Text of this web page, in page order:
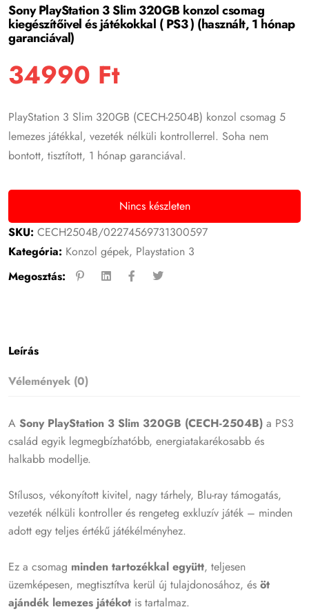
Sony PlayStation 3 Slim 320GB konzol csomag
kiegészítőivel és játékokkal ( PS3 ) (használt, 1 hónap
garanciával)
34990 Ft
PlayStation 3 Slim 320GB (CECH-2504B) konzol csomag 5
lemezes játékkal, vezeték nélküli kontrollerrel. Soha nem
bontott, tisztított, 1 hónap garanciával.
Nincs készleten
SKU:CECH2504B/02274569731300597
Kategória: Konzol gépek, Playstation 3
Megosztás:
Leírás
Vélemények (0)
ASony PlayStation 3 Slim 320GB (CECH-2504B) a PS3
család egyik legmegbízhatóbb, energiatakarékosabb és
halkabb modellje.
Stílusos, vékonyított kivitel, nagy tárhely, Blu-ray támogatás,
vezeték nélküli kontroller és rengeteg exkluzív játék – minden
adott egy teljes értékű játékélményhez.
Ez a csomag minden tartozékkal együtt, teljesen
üzemképesen, megtisztítva kerül új tulajdonosához, ésöt
ajándék lemezes játékot is tartalmaz.